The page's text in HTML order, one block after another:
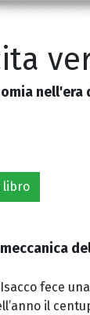
nell'era
libro
fece
il